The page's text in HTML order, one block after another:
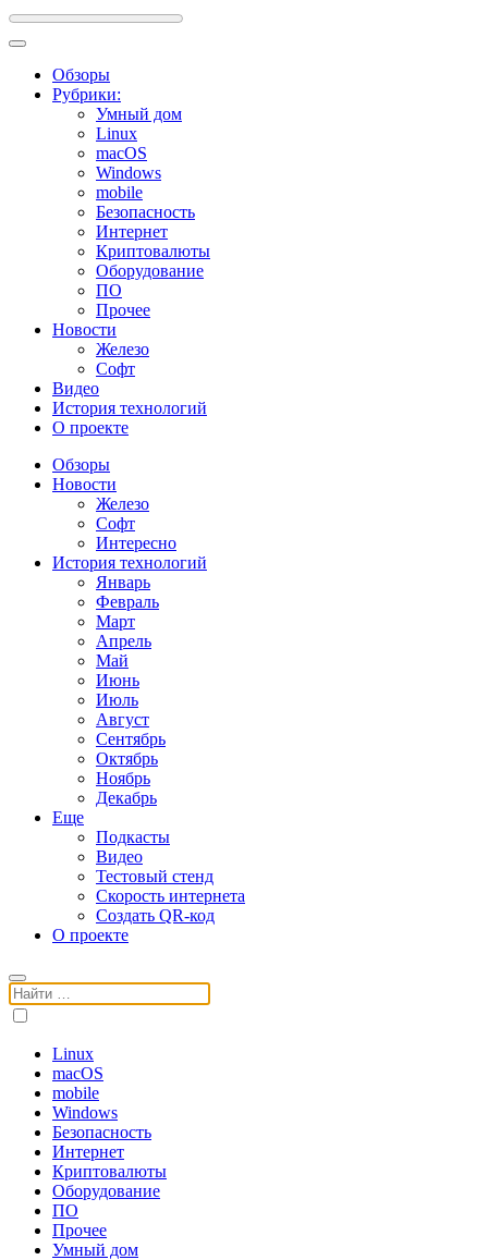
Обзоры
Рубрики:
Умный дом
Linux
macOS
Windows
mobile
Безопасность
Интернет
Криптовалюты
Оборудование
ПО
Прочее
Новости
Железо
Софт
Видео
История технологий
О проекте
Обзоры
Новости
Железо
Софт
Интересно
История технологий
Январь
Февраль
Март
Апрель
Май
Июнь
Июль
Август
Сентябрь
Октябрь
Ноябрь
Декабрь
Еще
Подкасты
Видео
Тестовый стенд
Скорость интернета
Создать QR-код
О проекте
Поиск:
Linux
macOS
mobile
Windows
Безопасность
Интернет
Криптовалюты
Оборудование
ПО
Прочее
Умный дом